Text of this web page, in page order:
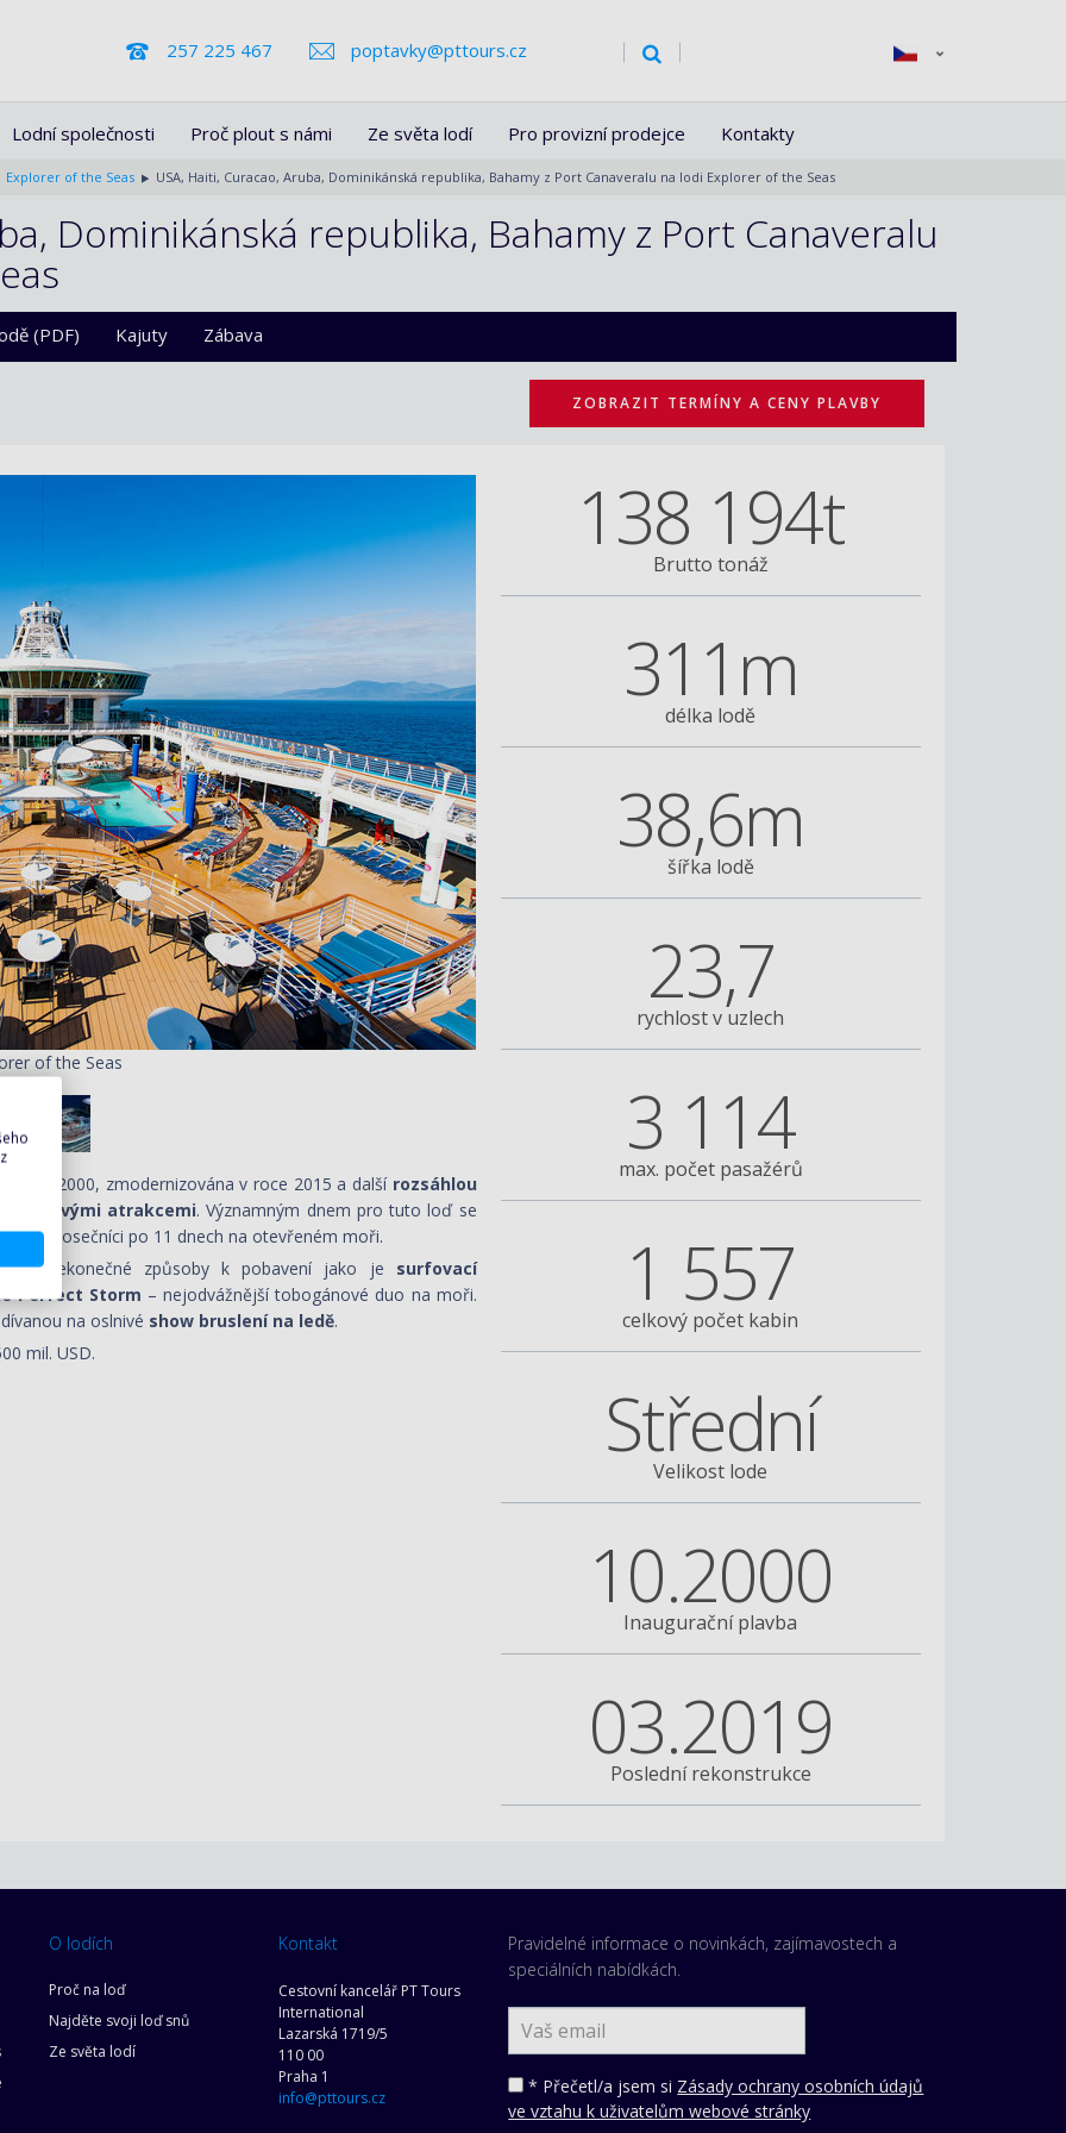
257 225 467 poptavky@pttours.cz
Lodní společnosti Proč plout s námi Ze světa lodí Pro provizní prodejce Kontakty
Explorer of the Seas USA, Haiti, Curacao, Aruba, Dominikánská republika, Bahamy z Port Canaveralu na lodi Explorer of the Seas
Dominikánská republika, Bahamy z Port Canaveralu
(PDF) Kajuty Zábava
ZOBRAZIT TERMÍNY A CENY PLAVBY
of the Seas
roce 2000, zmodernizována v roce 2015 a další rozsáhlou
novými atrakcemi. Významným dnem pro tuto loď se
3 trosečníci po 11 dnech na otevřeném moři.
nekonečné způsoby k pobavení jako je surfovací
Perfect Storm – nejodvážnější tobogánové duo na moři.
na oslnivé show bruslení na ledě.
mil. USD.
138 194t
Brutto tonáž
311m
délka lodě
38,6m
šířka lodě
23,7
rychlost v uzlech
3 114
max. počet pasažérů
1 557
celkový počet kabin
Střední
Velikost lode
10.2000
Inaugurační plavba
03.2019
Poslední rekonstrukce
O lodích
Proč na loď
Najděte svoji loď snů
Ze světa lodí
Kontakt
Cestovní kancelář PT Tours
International
Lazarská 1719/5
110 00
Praha 1
info@pttours.cz
Pravidelné informace o novinkách, zajímavostech a
speciálních nabídkách.
* Přečetl/a jsem si Zásady ochrany osobních údajů
ve vztahu k uživatelům webové stránky